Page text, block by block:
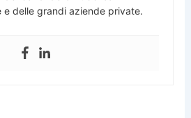
e delle grandi aziende private.